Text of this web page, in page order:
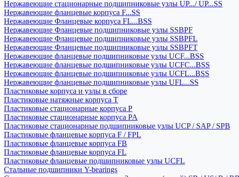
Нержавеющие стационарные подшипниковые узлы UP.../ UP...SS
Нержавеющие фланцевые корпуса F...SS
Нержавеющие Фланцевые корпуса FL...BSS
Нержавеющие Фланцевые подшипниковые узлы SSBPF
Нержавеющие Фланцевые подшипниковые узлы SSBPFL
Нержавеющие Фланцевые подшипниковые узлы SSBPFT
Нержавеющие фланцевые подшипниковые узлы UCF...BSS
Нержавеющие фланцевые подшипниковые узлы UCFC...BSS
Нержавеющие фланцевые подшипниковые узлы UCFL...BSS
Нержавеющие фланцевые подшипниковые узлы UFL...SS
Пластиковые корпуса и узлы в сборе
Пластиковые натяжные корпуса T
Пластиковые стационарные корпуса P
Пластиковые стационарные корпуса PA
Пластиковые стационарные подшипниковые узлы UCP / SAP / SPB
Пластиковые фланцевые корпуса F / FPL
Пластиковые фланцевые корпуса FB
Пластиковые фланцевые корпуса FL
Пластиковые фланцевые подшипниковые узлы UCFL
Стальные подшипники Y-bearings